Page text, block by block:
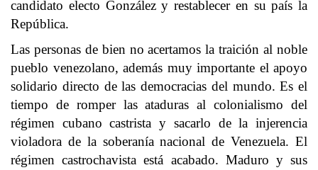
candidato electo González y restablecer en su país la
República.
Las personas de bien no acertamos la traición al noble
pueblo venezolano, además muy importante el apoyo
solidario directo de las democracias del mundo. Es el
tiempo de romper las ataduras al colonialismo del
régimen cubano castrista y sacarlo de la injerencia
violadora de la soberanía nacional de Venezuela. El
régimen castrochavista está acabado. Maduro y sus